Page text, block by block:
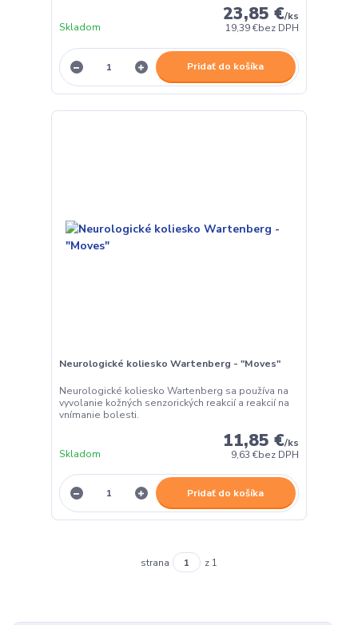
23,85 €/ks
19,39 €bez DPH
Skladom
Pridať do košíka
Neurologické koliesko Wartenberg - "Moves"
Neurologické koliesko Wartenberg sa používa na
vyvolanie kožných senzorických reakcií a reakcií na
vnímanie bolesti.
11,85 €/ks
9,63 €bez DPH
Skladom
Pridať do košíka
strana z 1